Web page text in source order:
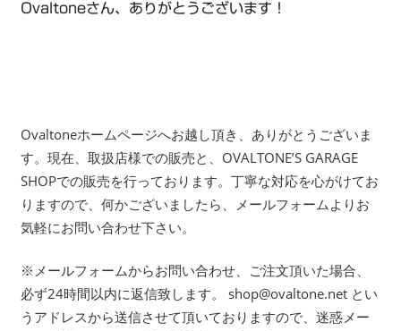
Ovaltoneさん、ありがとうございます！
Ovaltoneホームページへお越し頂き、ありがとうございま
す。現在、取扱店様での販売と、OVALTONE’S GARAGE
SHOPでの販売を行っております。丁寧な対応を心がけてお
りますので、何かございましたら、メールフォームよりお
気軽にお問い合わせ下さい。
※メールフォームからお問い合わせ、ご注文頂いた場合、
必ず24時間以内に返信致します。 shop@ovaltone.net とい
うアドレスから送信させて頂いておりますので、迷惑メー